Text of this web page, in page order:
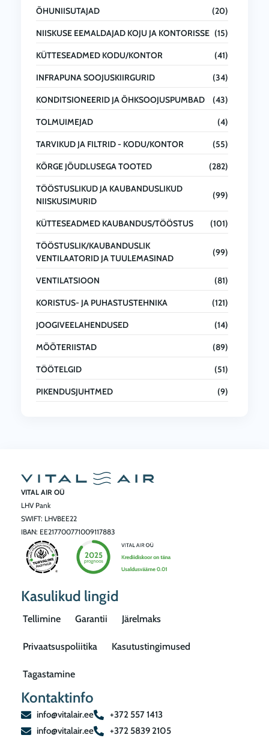
ÕHUNIISUTAJAD (20)
NIISKUSE EEMALDAJAD KOJU JA KONTORISSE (15)
KÜTTESEADMED KODU/KONTOR (41)
INFRAPUNA SOOJUSKIIRGURID (34)
KONDITSIONEERID JA ÕHKSOOJUSPUMBAD (43)
TOLMUIMEJAD (4)
TARVIKUD JA FILTRID - KODU/KONTOR (55)
KÕRGE JÕUDLUSEGA TOOTED (282)
TÖÖSTUSLIKUD JA KAUBANDUSLIKUD
NIISKUSIMURID
(99)
KÜTTESEADMED KAUBANDUS/TÖÖSTUS (101)
TÖÖSTUSLIK/KAUBANDUSLIK
VENTILAATORID JA TUULEMASINAD
(99)
VENTILATSIOON (81)
KORISTUS- JA PUHASTUSTEHNIKA (121)
JOOGIVEELAHENDUSED (14)
MÕÕTERIISTAD (89)
TÖÖTELGID (51)
PIKENDUSJUHTMED (9)
VITAL AIR OÜ
LHV Pank
SWIFT: LHVBEE22
IBAN: EE217700771009117883
Kasulikud lingid
Tellimine Garantii Järelmaks
Privaatsuspoliitika Kasutustingimused
Tagastamine
Kontaktinfo
info@vitalair.ee
+372 557 1413
info@vitalair.ee
+372 5839 2105